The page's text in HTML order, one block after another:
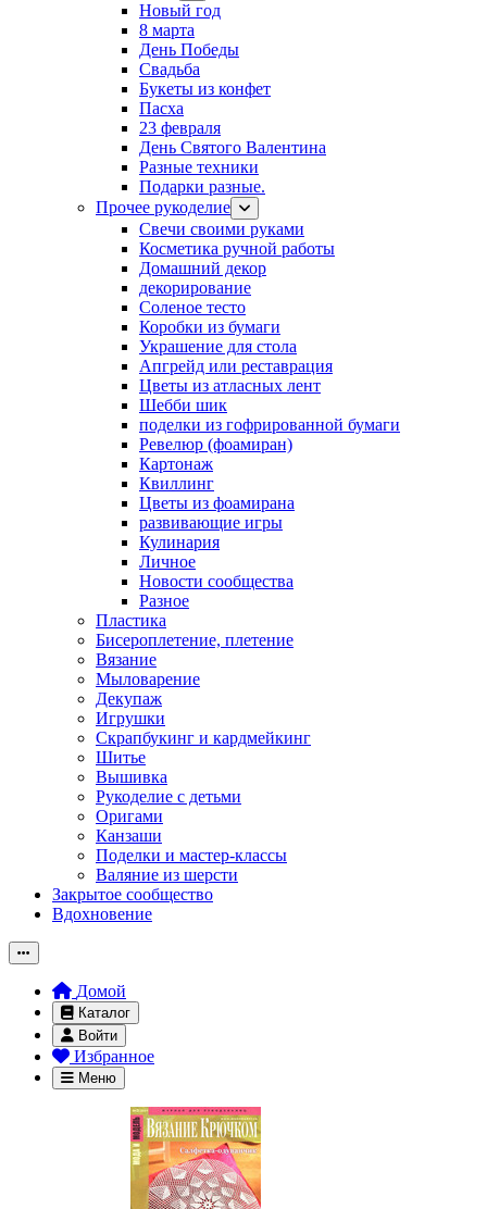
Новый год
8 марта
День Победы
Свадьба
Букеты из конфет
Пасха
23 февраля
День Святого Валентина
Разные техники
Подарки разные.
Прочее рукоделие
Свечи своими руками
Косметика ручной работы
Домашний декор
декорирование
Соленое тесто
Коробки из бумаги
Украшение для стола
Апгрейд или реставрация
Цветы из атласных лент
Шебби шик
поделки из гофрированной бумаги
Ревелюр (фоамиран)
Картонаж
Квиллинг
Цветы из фоамирана
развивающие игры
Кулинария
Личное
Новости сообщества
Разное
Пластика
Бисероплетение, плетение
Вязание
Мыловарение
Декупаж
Игрушки
Скрапбукинг и кардмейкинг
Шитье
Вышивка
Рукоделие с детьми
Оригами
Канзаши
Поделки и мастер-классы
Валяние из шерсти
Закрытое сообщество
Вдохновение
Домой
Каталог
Войти
Избранное
Меню